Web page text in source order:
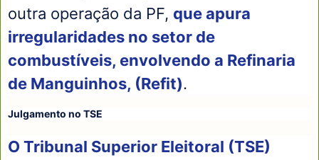
outra operação da PF, que apura
irregularidades no setor de
combustíveis, envolvendo a Refinaria
de Manguinhos, (Refit).
Julgamento no TSE
O Tribunal Superior Eleitoral (TSE)